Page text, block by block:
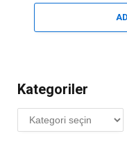
Kategoriler
Kategoriler